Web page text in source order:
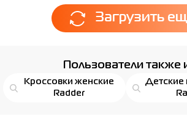
Загрузить
Пользователи также
Кроссовки женские
Radder
Детские